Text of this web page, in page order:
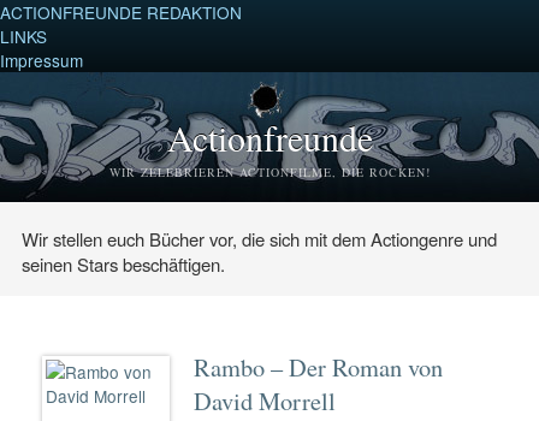
ACTIONFREUNDE REDAKTION
LINKS
Impressum
Actionfreunde
WIR ZELEBRIEREN ACTIONFILME, DIE ROCKEN!
Wir stellen euch Bücher vor, die sich mit dem Actiongenre und
seinen Stars beschäftigen.
Rambo – Der Roman von
David Morrell